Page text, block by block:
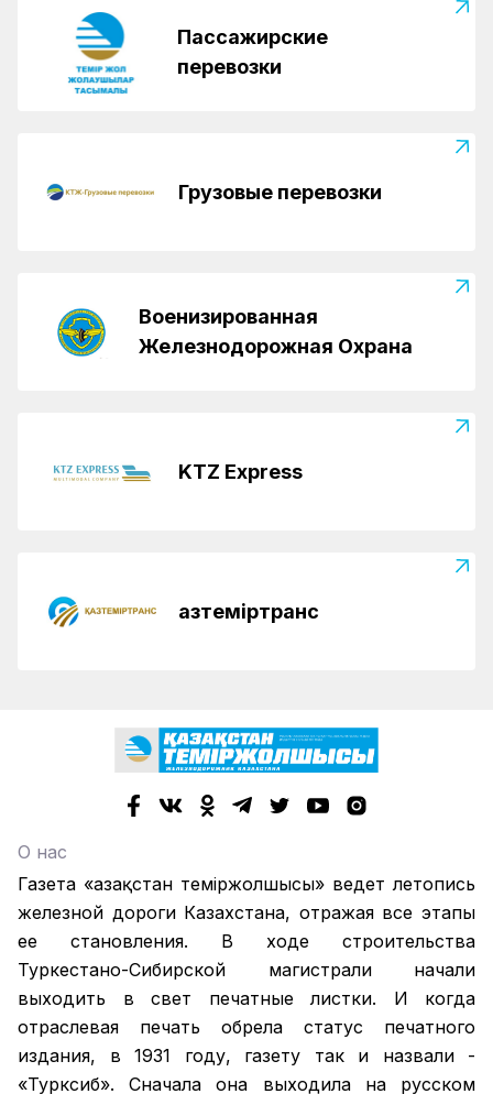
Пассажирские
перевозки
Грузовые перевозки
Военизированная
Железнодорожная Охрана
KTZ Express
Қазтеміртранс
О нас
Газета «Қазақстан теміржолшысы» ведет летопись
железной дороги Казахстана, отражая все этапы
ее становления. В ходе строительства
Туркестано-Сибирской магистрали начали
выходить в свет печатные листки. И когда
отраслевая печать обрела статус печатного
издания, в 1931 году, газету так и назвали -
«Турксиб». Сначала она выходила на русском